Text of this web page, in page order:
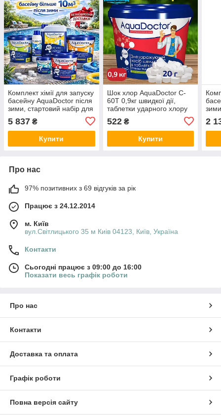
Комплект хімії для запуску
басейну AquaDoctor після
зими, стартовий набір для
очищення та дезінфекції
води, хімія Аквадоктор
5 837 ₴
Купити
Шок хлор AquaDoctor C-
60Т 0,9кг швидкої дії,
таблетки ударного хлору
Аквадоктор
522₴
Купити
2
Про нас
97% позитивних з 69 відгуків за рік
Працює з 24.12.2014
м. Київ
вул.Світлицького 35 м Киів 04123, Київ, Україна
Контакти
Сьогодні працює з 09:00 до 16:00
Показати весь графік роботи
Про нас
Контакти
Доставка та оплата
Графік роботи
Повна версія сайту